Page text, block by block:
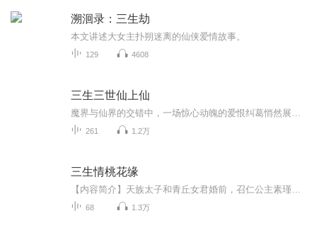
溯洄录：三生劫
本文讲述大女主扑朔迷离的仙侠爱情故事。
129 4608
三生三世仙上仙
261 1.2万
三生情桃花缘
68 1.3万